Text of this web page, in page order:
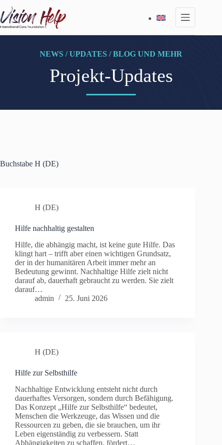
Inhalt
springen
NEWS / UPDATES / BLOG UND MEHR
Projekt-Updates
Buchstabe H (DE)
H (DE)
Hilfe nachhaltig gestalten
Hilfe, die abhängig macht, ist keine gute Hilfe. Das
klingt hart – trifft aber einen wichtigen Grundsatz,
der in der humanitären Arbeit immer mehr an
Bedeutung gewinnt. Nachhaltige Hilfe zielt nicht
darauf ab, dauerhaft gebraucht zu werden. Sie zielt
darauf…
admin
25. Juni 2026
H (DE)
Hilfe zur Selbsthilfe
Nachhaltige Entwicklung entsteht nicht durch
dauerhaftes Versorgen, sondern durch Befähigung.
Das Konzept „Hilfe zur Selbsthilfe“ bedeutet,
Menschen die Werkzeuge, das Wissen und die
Ressourcen zu geben, die sie brauchen, um ihr
Leben eigenständig zu verbessern. Statt
Abhängigkeiten zu schaffen, fördert…